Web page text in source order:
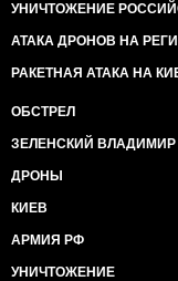
УНИЧТОЖЕНИЕ
АТАКА ДРОНОВ НА
РАКЕТНАЯ АТАКА НА
ОБСТРЕЛ
ЗЕЛЕНСКИЙ ВЛАДИМИР
ДРОНЫ
КИЕВ
АРМИЯ РФ
УНИЧТОЖЕНИЕ